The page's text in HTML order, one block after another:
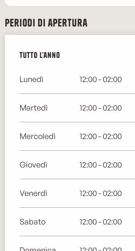
Periodi di apertura
Tutto l'anno
Tutto l'anno
Lunedì 12:00 - 02:00
Martedì 12:00 - 02:00
Mercoledì 12:00 - 02:00
Giovedì 12:00 - 02:00
Venerdì 12:00 - 02:00
Sabato 12:00 - 02:00